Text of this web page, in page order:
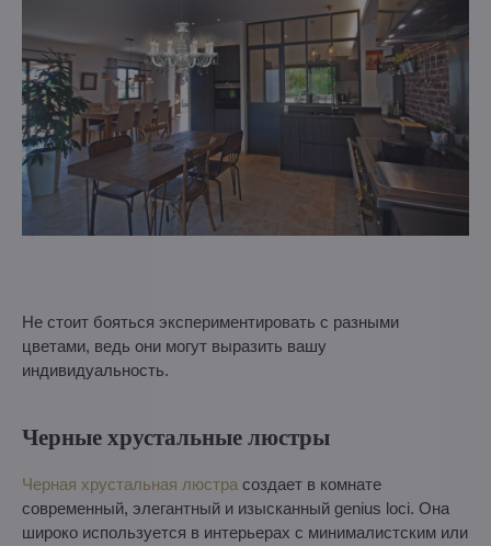
Не стоит бояться экспериментировать с разными
цветами, ведь они могут выразить вашу
индивидуальность.
Черные хрустальные люстры
Черная хрустальная люстра создает в комнате
современный, элегантный и изысканный genius loci. Она
широко используется в интерьерах с минималистским или